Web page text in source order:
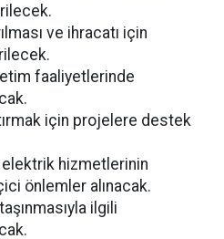
ve ihracatı için
faaliyetlerinde
için projelere destek
hizmetlerinin
önlemler alınacak.
ilgili